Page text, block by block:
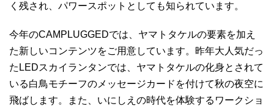
く残され、パワースポットとしても知られています。
今年のCAMPLUGGEDでは、ヤマトタケルの要素を加え
た新しいコンテンツをご用意しています。昨年大人気だっ
たLEDスカイランタンでは、ヤマトタケルの化身とされて
いる白鳥モチーフのメッセージカードを付けて秋の夜空に
飛ばします。また、いにしえの時代を体験するワークショ